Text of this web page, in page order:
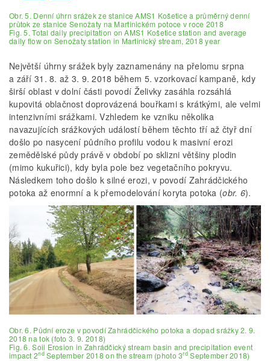
Obr. 5. Denní úhrn srážek ze stanice AMS1 Košetice a průměrný denní
průtok ze stanice Senožaty na Martinickém potoce v roce 2018
Fig. 5. Total daily precipitation on AMS1 Košetice station and average
daily flow on Senožaty station in Martinický stream, 2018 year
Největší úhrny srážek byly zaznamenány na přelomu srpna
a září 31. 8. až 3. 9. 2018 během 5. vzorkovací kampaně, kdy
širší oblast v dolní části povodí Želivky zasáhla rozsáhlá
kupovitá oblačnost doprovázená bouřkami s krátkými, ale velmi
intenzivními srážkami. Vzhledem ke vzniku několika
navazujících srážkových událostí během těchto tří až čtyř dní
došlo po nasycení půdního profilu vodou k masivní erozi
zemědělské půdy právě v období po sklizni většiny plodin
(mimo kukuřici), kdy byla pole bez vegetačního pokryvu.
Následkem toho došlo k silné erozi, v povodí Zahrádčického
potoka až enormní a k přemodelování koryta potoka (obr. 6).
Obr. 6. Půdní eroze v povodí Zahrádčického potoka a dopad srážky 2. 9.
2018 na tok (foto 3. 9. 2018)
Fig. 6. Soil Erosion in Zahrádčický stream basin and precipitation event
impact 2ndSeptember 2018 on the stream (photo 3rd September 2018)